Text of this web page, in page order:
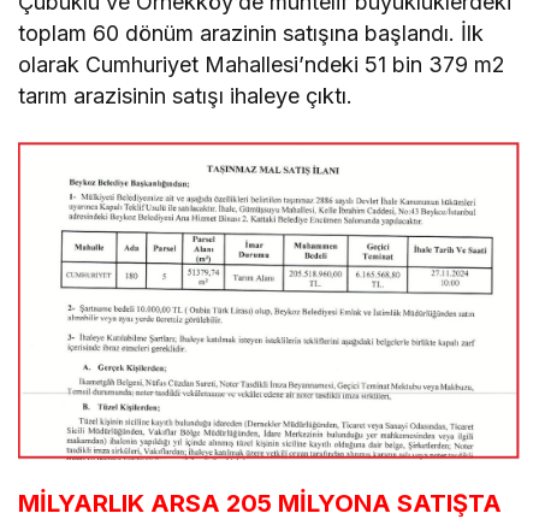
toplam 60 dönüm arazinin satışına başlandı. İlk
olarak Cumhuriyet Mahallesi’ndeki 51 bin 379 m2
tarım arazisinin satışı ihaleye çıktı.
MİLYARLIK ARSA 205 MİLYONA SATIŞTA